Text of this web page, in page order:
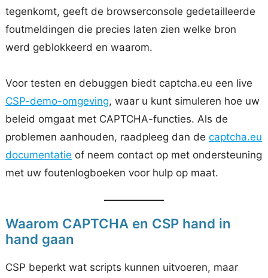
tegenkomt, geeft de browserconsole gedetailleerde
foutmeldingen die precies laten zien welke bron
werd geblokkeerd en waarom.
Voor testen en debuggen biedt captcha.eu een live
CSP-demo-omgeving, waar u kunt simuleren hoe uw
beleid omgaat met CAPTCHA-functies. Als de
problemen aanhouden, raadpleeg dan de captcha.eu
documentatie of neem contact op met ondersteuning
met uw foutenlogboeken voor hulp op maat.
Waarom CAPTCHA en CSP hand in
hand gaan
CSP beperkt wat scripts kunnen uitvoeren, maar